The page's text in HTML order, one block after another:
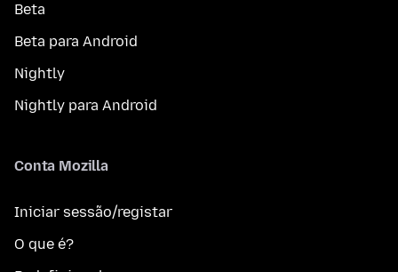
Beta
Beta para Android
Nightly
Nightly para Android
Conta Mozilla
Iniciar sessão/registar
O que é?